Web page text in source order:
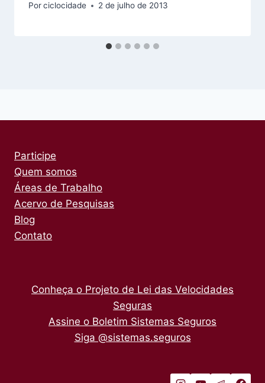
Porciclocidade 2 de julho de 2013
Participe
Quem somos
Áreas de Trabalho
Acervo de Pesquisas
Blog
Contato
Conheça o Projeto de Lei das Velocidades
Seguras
Assine o Boletim Sistemas Seguros
Siga @sistemas.seguros